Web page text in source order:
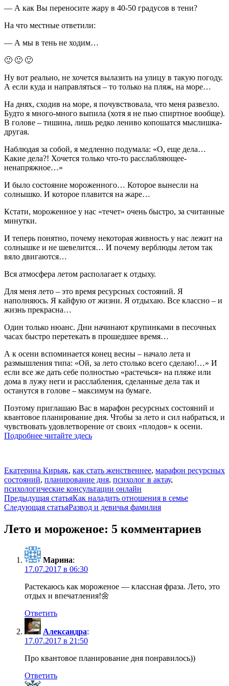
— А как Вы переносите жару в 40-50 градусов в тени?
На что местные ответили:
— А мы в тень не ходим…
🙂 🙂 🙂
Ну вот реально, не хочется вылазить на улицу в такую погоду.
А если куда и направляться – то только на пляж, на море…
На днях, сходив на море, я почувствовала, что меня развезло.
Будто я много-много выпила (хотя я не пью спиртное вообще).
В голове – тишина, лишь редко лениво копошатся мыслишка-
другая.
Наблюдая за собой, я медленно подумала: «О, еще дела…
Какие дела?! Хочется только что-то расслабляющее-
ненапряжное…»
И было состояние мороженного… Которое вынесли на
солнышко. И которое плавится на жаре…
Кстати, мороженное у нас «течет» очень быстро, за считанные
минутки.
И теперь понятно, почему некоторая живность у нас лежит на
солнышке и не шевелится… И почему верблюды летом так
вяло двигаются…
Вся атмосфера летом располагает к отдыху.
Для меня лето – это время ресурсных состояний. Я
наполняюсь. Я кайфую от жизни. Я отдыхаю. Все классно – и
жизнь прекрасна…
Один только нюанс. Дни начинают крупинками в песочных
часах быстро перетекать в прошедшее время…
А к осени вспоминается конец весны – начало лета и
размышления типа: «Ой, за лето столько всего сделаю!…» И
если все же дать себе полностью «растечься» на пляже или
дома в лужу неги и расслабления, сделанные дела так и
останутся в голове – максимум на бумаге.
Поэтому приглашаю Вас в марафон ресурсных состояний и
квантовое планирование дня. Чтобы за лето и сил набраться, и
чувствовать удовлетворение от своих «плодов» к осени.
Подробнее читайте здесь
Екатерина Кирьяк, как стать женственнее, марафон ресурсных
состояний, планирование дня, психолог в актау,
психологические консультации онлайн
Навигация
по
записям
Предыдущая статьяКак наладить отношения в семье
Следующая статьяРазвод и девичья фамилия
Лето и мороженое: 5 комментариев
Марина:
17.07.2017 в 06:30
Растекаюсь как мороженое — классная фраза. Лето, это
отдых и впечатления!🌼
Ответить
Александра:
17.07.2017 в 21:50
Про квантовое планирование дня понравилось))
Ответить